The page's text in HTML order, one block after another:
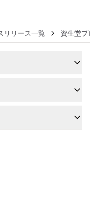
リリース一覧 資生堂